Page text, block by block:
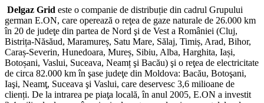
Delgaz Grid este o companie de distribuție din cadrul Grupului
german E.ON, care operează o reţea de gaze naturale de 26.000 km
în 20 de judeţe din partea de Nord şi de Vest a României (Cluj,
Bistrița-Năsăud, Maramureș, Satu Mare, Sălaj, Timiș, Arad, Bihor,
Caraș-Severin, Hunedoara, Mureș, Sibiu, Alba, Harghita, Iași,
Botoșani, Vaslui, Suceava, Neamț şi Bacău) şi o reţea de electricitate
de circa 82.000 km în şase judeţe din Moldova: Bacău, Botoşani,
Iaşi, Neamţ, Suceava şi Vaslui, care deservesc 3,6 milioane de
clienți. De la intrarea pe piaţa locală, în anul 2005, E.ON a investit